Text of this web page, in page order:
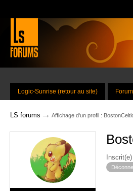
Logic-Sunrise (retour au site)
LS forums → Affichage d'un profil :